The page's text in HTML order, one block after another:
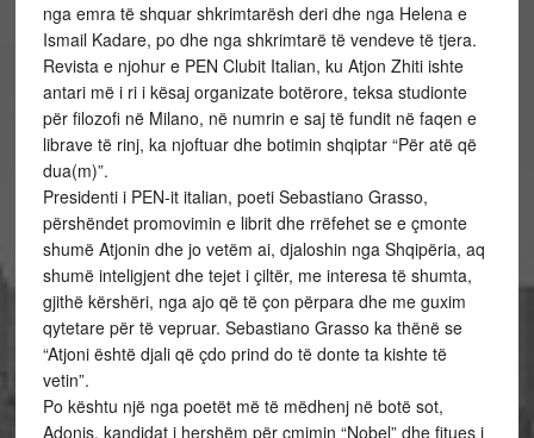
nga emra të shquar shkrimtarësh deri dhe nga Helena e
Ismail Kadare, po dhe nga shkrimtarë të vendeve të tjera.
Revista e njohur e PEN Clubit Italian, ku Atjon Zhiti ishte
antari më i ri i kësaj organizate botërore, teksa studionte
për filozofi në Milano, në numrin e saj të fundit në faqen e
librave të rinj, ka njoftuar dhe botimin shqiptar “Për atë që
dua(m)”.
Presidenti i PEN-it italian, poeti Sebastiano Grasso,
përshëndet promovimin e librit dhe rrëfehet se e çmonte
shumë Atjonin dhe jo vetëm ai, djaloshin nga Shqipëria, aq
shumë inteligjent dhe tejet i çiltër, me interesa të shumta,
gjithë kërshëri, nga ajo që të çon përpara dhe me guxim
qytetare për të vepruar. Sebastiano Grasso ka thënë se
“Atjoni është djali që çdo prind do të donte ta kishte të
vetin”.
Po kështu një nga poetët më të mëdhenj në botë sot,
Adonis, kandidat i hershëm për çmimin “Nobel” dhe fitues i